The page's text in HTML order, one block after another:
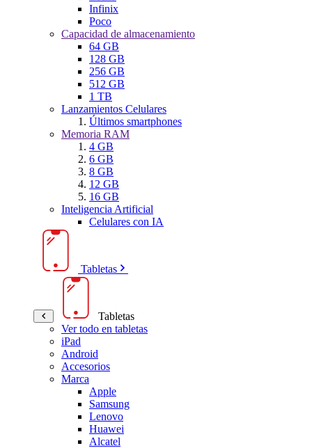
Infinix
Poco
Capacidad de almacenamiento
64 GB
128 GB
256 GB
512 GB
1 TB
Lanzamientos Celulares
Últimos smartphones
Memoria RAM
4 GB
6 GB
8 GB
12 GB
16 GB
Inteligencia Artificial
Celulares con IA
Tabletas
Tabletas
Ver todo en tabletas
iPad
Android
Accesorios
Marca
Apple
Samsung
Lenovo
Huawei
Alcatel